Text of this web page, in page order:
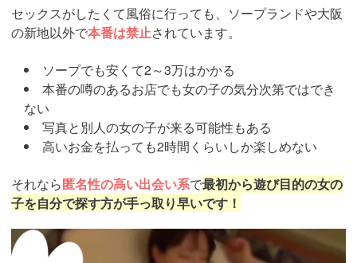
セックスがしたくて風俗に行っても、ソープランドや大阪
の新地以外で本番は禁止されています。
ソープでも安くて2～3万はかかる
本番の噂のあるお店でも女の子の気分次第ではでき
ない
写真と別人の女の子が来る可能性もある
高いお金を払っても2時間くらいしか楽しめない
それなら匿名性の高い出会い系で最初から遊び目的の女の
子を自分で探す方が手っ取り早いです！
https://pcmax.jp/lp/?
ad_id=rm307152